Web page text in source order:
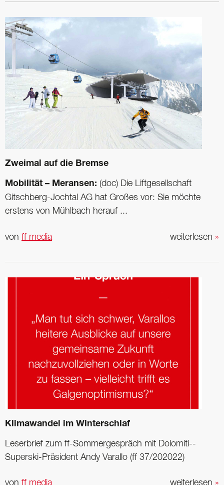
Zweimal auf die Bremse
Mobilität – Meransen: (doc) Die Liftgesellschaft
Gitschberg-Jochtal AG hat Großes vor: Sie möchte
erstens von Mühlbach herauf ...
weiterlesen »
von ff media
Klimawandel im Winterschlaf
Leserbrief zum ff-Sommer­gespräch mit Dolomiti-­
Superski-Präsident Andy Varallo (ff 37/202022)
weiterlesen »
von ff media